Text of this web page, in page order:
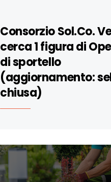
Consorzio Sol.Co.
cerca 1 figura di
di sportello
(aggiornamento:
chiusa)